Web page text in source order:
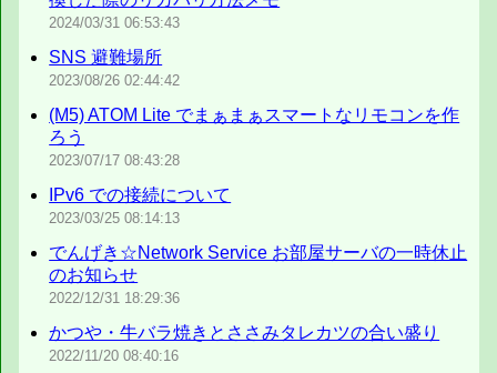
2024/03/31 06:53:43
SNS 避難場所
2023/08/26 02:44:42
(M5) ATOM Lite でまぁまぁスマートなリモコンを作
ろう
2023/07/17 08:43:28
IPv6 での接続について
2023/03/25 08:14:13
でんげき☆Network Service お部屋サーバの一時休止
のお知らせ
2022/12/31 18:29:36
かつや・牛バラ焼きとささみタレカツの合い盛り
2022/11/20 08:40:16